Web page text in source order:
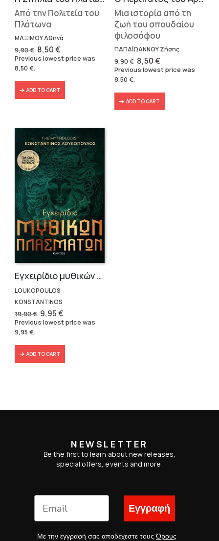
Από την Πολιτεία του
Πλάτωνα
ΜΑΞΙΜΟΥ Αθηνά
9,90€ Original
price
was:
8,50€Current
price
is:
Previous lowest price was
8,50€.
ADD TO CART
Μια ιστορία από τη
ζωή του σπουδαίου
φιλοσόφου
ΠΑΠΑΪΩΑΝΝΟΥ Ζήσης
9,90€ Original
price
was:
8,50€Current
price
is:
Previous lowest price was
8,50€.
ADD TO CART
Εγχειρίδιο μυθικών πλασμάτων.
LOUKOPOULOS
KONSTANTINOS
19,90€ Original
price
was:
9,95€Current
price
is:
Previous lowest price was
9,95 €.
ADD TO CART
NEWSLETTER
Be the first to learn about new releases,
special offers, events and more.
Εγγραφή
Με την εγγραφή σας αποδέχεστε τουςΌρους